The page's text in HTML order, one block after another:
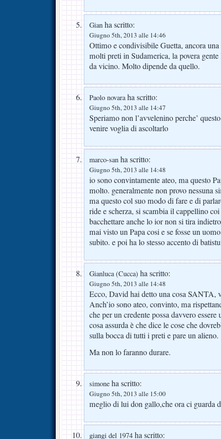
Gian ha scritto:
Giugno 5th, 2013 alle 14:46
Ottimo e condivisibile Guetta, ancora
molti preti in Sudamerica, la povera gente
da vicino. Molto dipende da quello.
Paolo novaraha scritto:
Giugno 5th, 2013 alle 14:47
Speriamo non l’avvelenino perche’
venire voglia di ascoltarlo
marco-san ha scritto:
Giugno 5th, 2013 alle 14:48
io sono convintamente ateo, ma questo
molto. generalmente non provo nessuna
ma questo col suo modo di fare e di
ride e scherza, si scambia il cappellino
bacchettare anche lo ior non si tira
mai visto un Papa cosi e se fosse un
subito. e poi ha lo stesso accento di
Gianluca (Cucca) ha scritto:
Giugno 5th, 2013 alle 14:48
Ecco, David hai detto una cosa
Anch’io sono ateo, convinto, ma
che per un credente possa davvero
cosa assurda è che dice le cose che
sulla bocca di tutti i preti e pare un alieno.
Ma non lo faranno durare.
simone ha scritto:
Giugno 5th, 2013 alle 15:00
meglio di lui don gallo,che ora ci guarda
giangi del 1974 ha scritto: